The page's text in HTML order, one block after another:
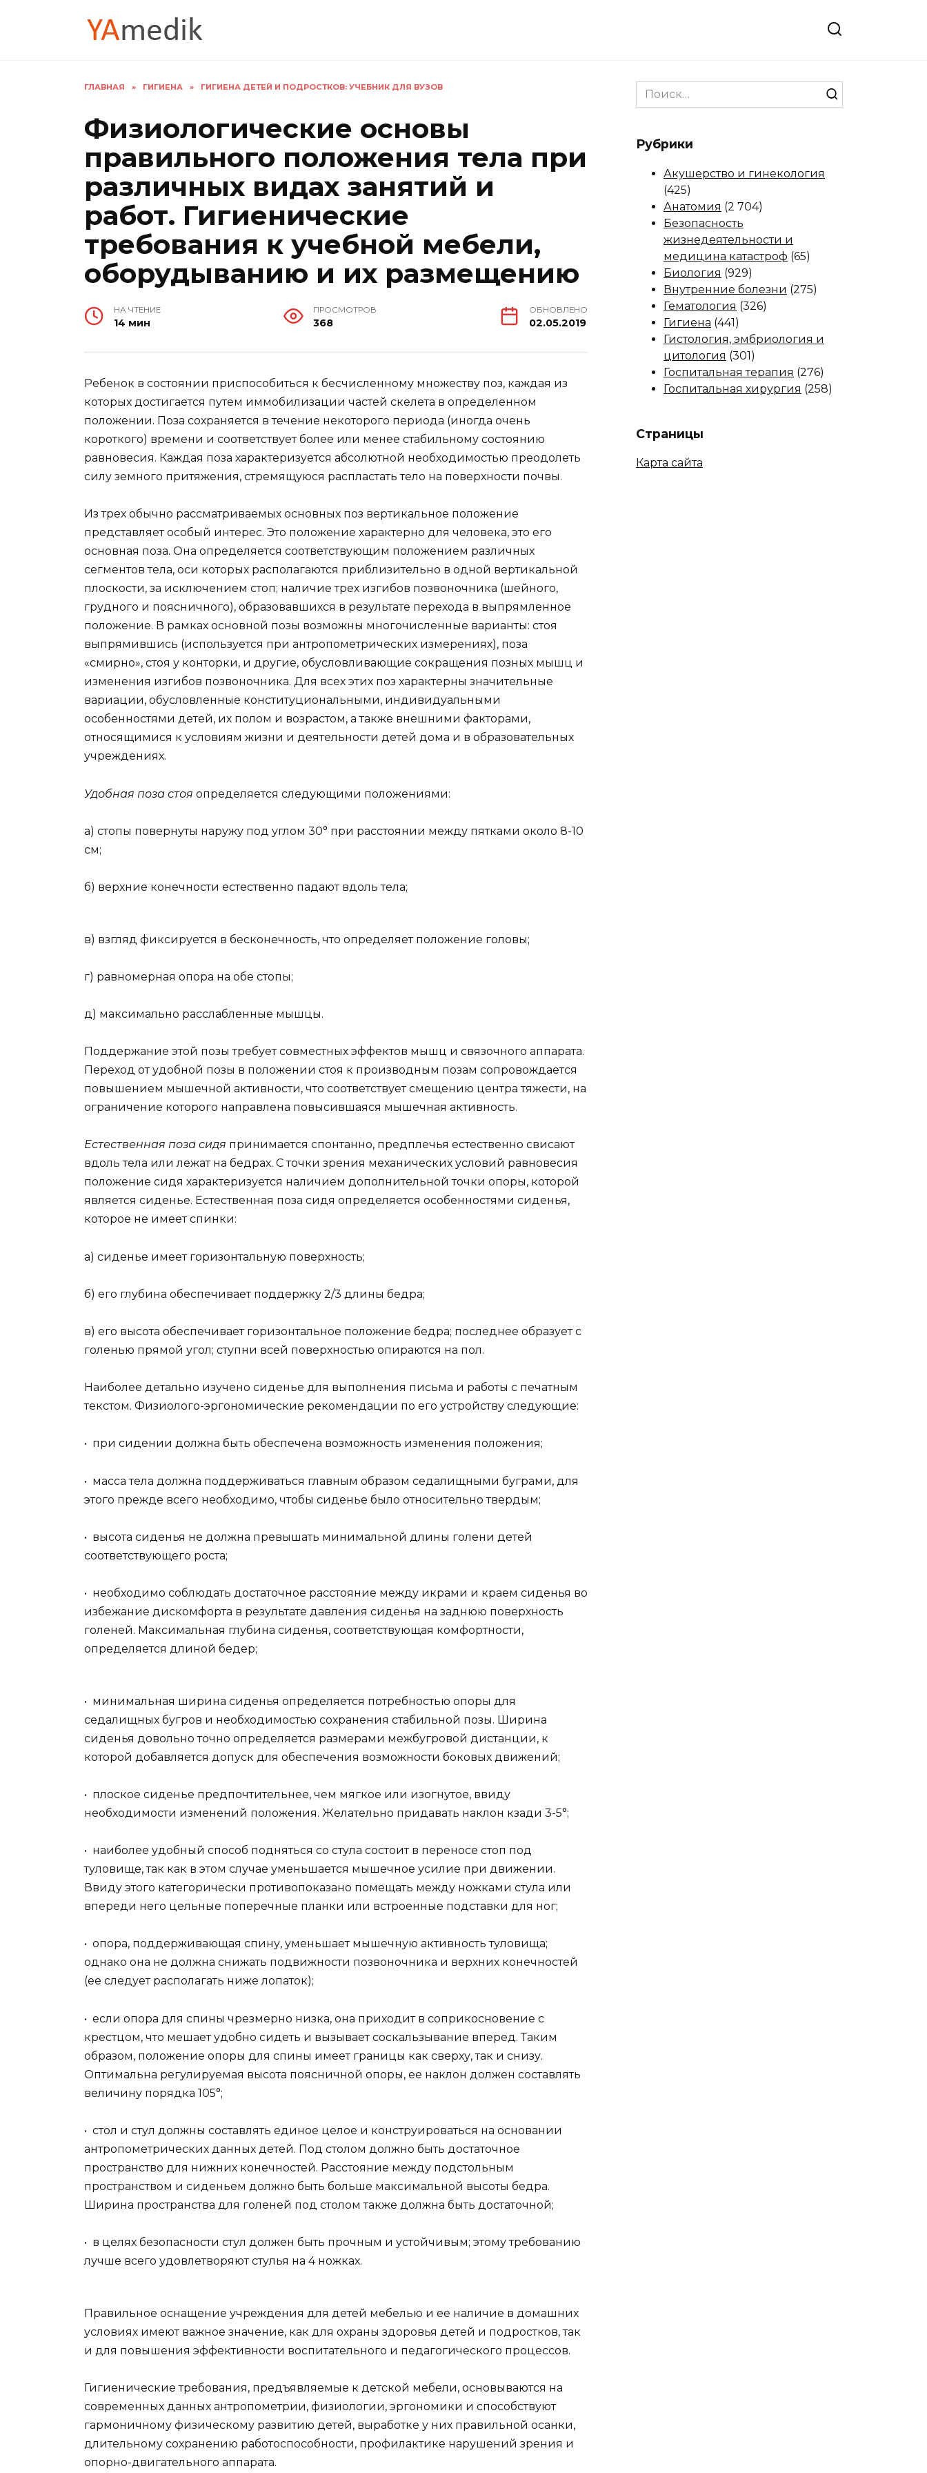
ГЛАВНАЯ » ГИГИЕНА » ГИГИЕНА ДЕТЕЙ И ПОДРОСТКОВ: УЧЕБНИК ДЛЯ ВУЗОВ
Физиологические основы
правильного положения тела при
различных видах занятий и
работ. Гигиенические
требования к учебной мебели,
оборудыванию и их размещению
НА ЧТЕНИЕ
14 мин
ПРОСМОТРОВ
368
ОБНОВЛЕНО
02.05.2019
Ребенок в состоянии приспособиться к бесчисленному множеству поз, каждая из
которых достигается путем иммобилизации частей скелета в определенном
положении. Поза сохраняется в течение некоторого периода (иногда очень
короткого) времени и соответствует более или менее стабильному состоянию
равновесия. Каждая поза характеризуется абсолютной необходимостью преодолеть
силу земного притяжения, стремящуюся распластать тело на поверхности почвы.
Из трех обычно рассматриваемых основных поз вертикальное положение
представляет особый интерес. Это положение характерно для человека, это его
основная поза. Она определяется соответствующим положением различных
сегментов тела, оси которых располагаются приблизительно в одной вертикальной
плоскости, за исключением стоп; наличие трех изгибов позвоночника (шейного,
грудного и поясничного), образовавшихся в результате перехода в выпрямленное
положение. В рамках основной позы возможны многочисленные варианты: стоя
выпрямившись (используется при антропометрических измерениях), поза
«смирно», стоя у конторки, и другие, обусловливающие сокращения позных мышц и
изменения изгибов позвоночника. Для всех этих поз характерны значительные
вариации, обусловленные конституциональными, индивидуальными
особенностями детей, их полом и возрастом, а также внешними факторами,
относящимися к условиям жизни и деятельности детей дома и в образовательных
учреждениях.
Удобная поза стоя определяется следующими положениями:
а) стопы повернуты наружу под углом 30° при расстоянии между пятками около 8-10
см;
б) верхние конечности естественно падают вдоль тела;
в) взгляд фиксируется в бесконечность, что определяет положение головы;
г) равномерная опора на обе стопы;
д) максимально расслабленные мышцы.
Поддержание этой позы требует совместных эффектов мышц и связочного аппарата.
Переход от удобной позы в положении стоя к производным позам сопровождается
повышением мышечной активности, что соответствует смещению центра тяжести, на
ограничение которого направлена повысившаяся мышечная активность.
Естественная поза сидя принимается спонтанно, предплечья естественно свисают
вдоль тела или лежат на бедрах. С точки зрения механических условий равновесия
положение сидя характеризуется наличием дополнительной точки опоры, которой
является сиденье. Естественная поза сидя определяется особенностями сиденья,
которое не имеет спинки:
а) сиденье имеет горизонтальную поверхность;
б) его глубина обеспечивает поддержку 2/3 длины бедра;
в) его высота обеспечивает горизонтальное положение бедра; последнее образует с
голенью прямой угол; ступни всей поверхностью опираются на пол.
Наиболее детально изучено сиденье для выполнения письма и работы с печатным
текстом. Физиолого-эргономические рекомендации по его устройству следующие:
• при сидении должна быть обеспечена возможность изменения положения;
• масса тела должна поддерживаться главным образом седалищными буграми, для
этого прежде всего необходимо, чтобы сиденье было относительно твердым;
• высота сиденья не должна превышать минимальной длины голени детей
соответствующего роста;
• необходимо соблюдать достаточное расстояние между икрами и краем сиденья во
избежание дискомфорта в результате давления сиденья на заднюю поверхность
голеней. Максимальная глубина сиденья, соответствующая комфортности,
определяется длиной бедер;
• минимальная ширина сиденья определяется потребностью опоры для
седалищных бугров и необходимостью сохранения стабильной позы. Ширина
сиденья довольно точно определяется размерами межбугровой дистанции, к
которой добавляется допуск для обеспечения возможности боковых движений;
• плоское сиденье предпочтительнее, чем мягкое или изогнутое, ввиду
необходимости изменений положения. Желательно придавать наклон кзади 3-5°;
• наиболее удобный способ подняться со стула состоит в переносе стоп под
туловище, так как в этом случае уменьшается мышечное усилие при движении.
Ввиду этого категорически противопоказано помещать между ножками стула или
впереди него цельные поперечные планки или встроенные подставки для ног;
• опора, поддерживающая спину, уменьшает мышечную активность туловища;
однако она не должна снижать подвижности позвоночника и верхних конечностей
(ее следует располагать ниже лопаток);
• если опора для спины чрезмерно низка, она приходит в соприкосновение с
крестцом, что мешает удобно сидеть и вызывает соскальзывание вперед. Таким
образом, положение опоры для спины имеет границы как сверху, так и снизу.
Оптимальна регулируемая высота поясничной опоры, ее наклон должен составлять
величину порядка 105°;
• стол и стул должны составлять единое целое и конструироваться на основании
антропометрических данных детей. Под столом должно быть достаточное
пространство для нижних конечностей. Расстояние между подстольным
пространством и сиденьем должно быть больше максимальной высоты бедра.
Ширина пространства для голеней под столом также должна быть достаточной;
• в целях безопасности стул должен быть прочным и устойчивым; этому требованию
лучше всего удовлетворяют стулья на 4 ножках.
Правильное оснащение учреждения для детей мебелью и ее наличие в домашних
условиях имеют важное значение, как для охраны здоровья детей и подростков, так
и для повышения эффективности воспитательного и педагогического процессов.
Гигиенические требования, предъявляемые к детской мебели, основываются на
современных данных антропометрии, физиологии, эргономики и способствуют
гармоничному физическому развитию детей, выработке у них правильной осанки,
длительному сохранению работоспособности, профилактике нарушений зрения и
опорно-двигательного аппарата.
Search
for:
Рубрики
Акушерство и гинекология
(425)
Анатомия (2 704)
Безопасность
жизнедеятельности и
медицина катастроф (65)
Биология (929)
Внутренние болезни (275)
Гематология (326)
Гигиена (441)
Гистология, эмбриология и
цитология (301)
Госпитальная терапия (276)
Госпитальная хирургия (258)
Страницы
Карта сайта